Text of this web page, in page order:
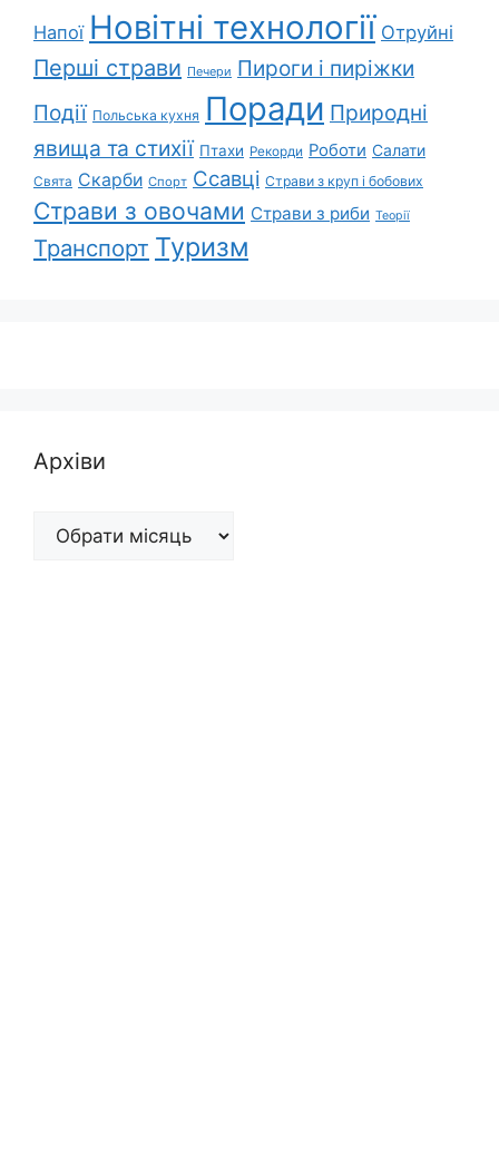
Напої Новітні технології Отруйні
Перші страви Печери Пироги і пиріжки
Події Польська кухня Поради Природні
явища та стихії Птахи Рекорди Роботи Салати
Свята Скарби Спорт Ссавці Страви з круп і бобових
Страви з овочами Страви з риби Теорії
Транспорт Туризм
Архіви
Архіви